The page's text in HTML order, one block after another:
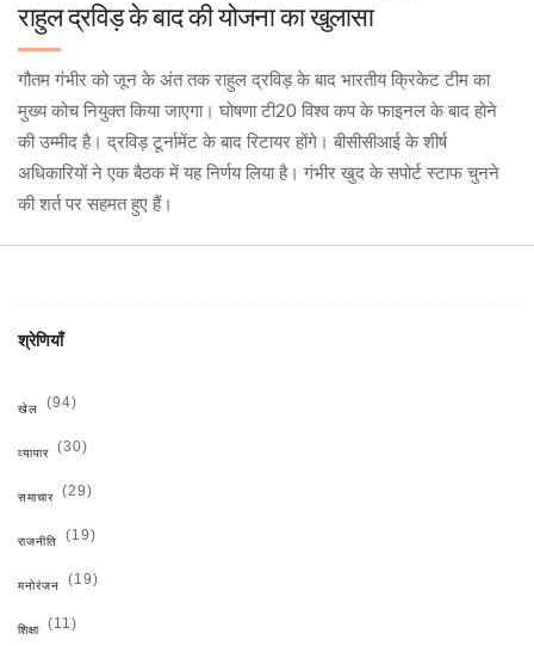
राहुल द्रविड़ के बाद की योजना का खुलासा
गौतम गंभीर को जून के अंत तक राहुल द्रविड़ के बाद भारतीय क्रिकेट टीम का
मुख्य कोच नियुक्त किया जाएगा। घोषणा टी20 विश्व कप के फाइनल के बाद होने
की उम्मीद है। द्रविड़ टूर्नामेंट के बाद रिटायर होंगे। बीसीसीआई के शीर्ष
अधिकारियों ने एक बैठक में यह निर्णय लिया है। गंभीर खुद के सपोर्ट स्टाफ चुनने
की शर्त पर सहमत हुए हैं।
श्रेणियाँ
खेल (94)
व्यापार (30)
समाचार (29)
राजनीति (19)
मनोरंजन (19)
शिक्षा (11)